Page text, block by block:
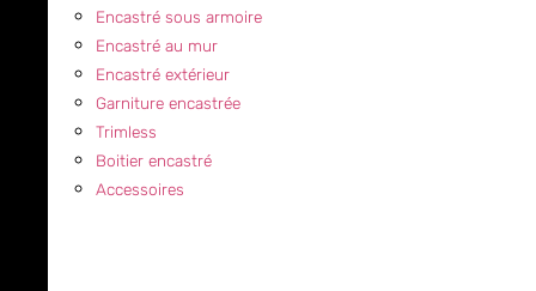
Encastré sous armoire
Encastré au mur
Encastré extérieur
Garniture encastrée
Trimless
Boitier encastré
Accessoires